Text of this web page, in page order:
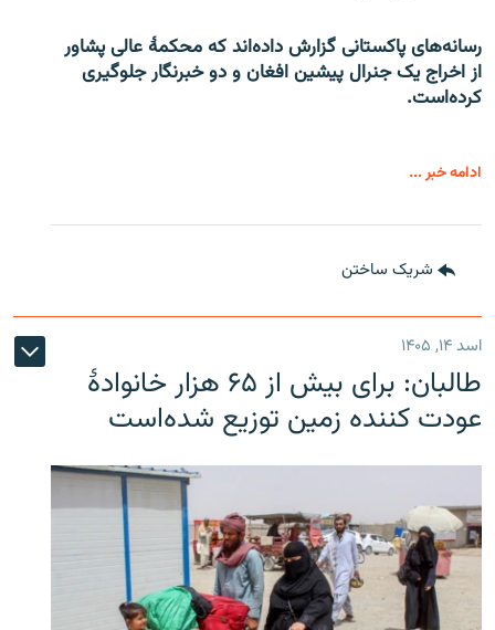
رسانه‌های پاکستانی گزارش داده‌اند که محکمۀ عالی پشاور
از اخراج یک جنرال پیشین افغان و دو خبرنگار جلوگیری
کرده‌است.
ادامه خبر ...
شریک ساختن
اسد ۱۴, ۱۴۰۵
طالبان: برای بیش از ۶۵ هزار خانوادۀ
عودت کننده زمین توزیع شده‌است